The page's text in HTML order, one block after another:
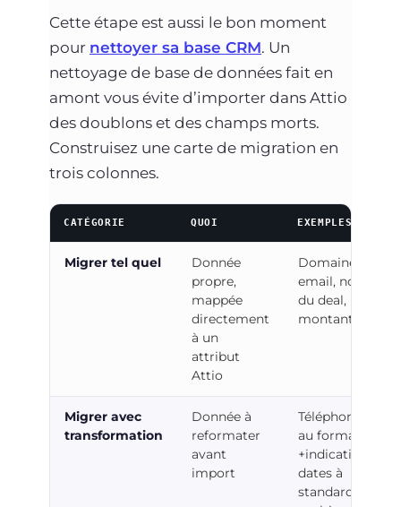
Cette étape est aussi le bon moment
pour nettoyer sa base CRM. Un
nettoyage de base de données fait en
amont vous évite d’importer dans Attio
des doublons et des champs morts.
Construisez une carte de migration en
trois colonnes.
CATÉGORIE QUOI EXEMPLES
Migrer tel quel
Donnée
propre,
mappée
directement
à un
attribut
Attio
Domaine,
email, nom
du deal,
montant
Migrer avec
transformation
Donnée à
reformater
avant
import
Téléphones
au format
+indicatif,
dates à
standardiser,